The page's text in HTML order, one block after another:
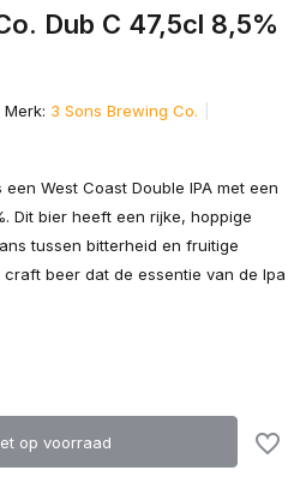
Dub C 47,5cl 8,5%
Merk: 3 Sons Brewing Co.
West Coast Double IPA met een
Dit bier heeft een rijke, hoppige
tussen bitterheid en fruitige
beer dat de essentie van de Ipa
op voorraad